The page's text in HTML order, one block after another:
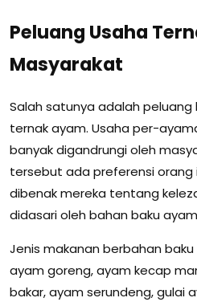
Peluang Usaha
Masyarakat
Salah satunya adalah peluang
ternak ayam. Usaha per-
banyak digandrungi oleh
tersebut ada preferensi
dibenak mereka tentang
didasari oleh bahan baku
Jenis makanan berbahan
ayam goreng, ayam kecap
bakar, ayam serundeng, gulai